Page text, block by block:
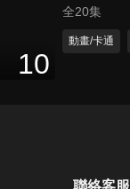
10
全20集
動畫/卡通
聯絡客服